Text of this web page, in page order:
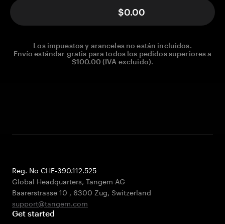
$0.00
Los impuestos y aranceles no están incluidos.
Envío estándar gratis para todos los pedidos superiores a
$100.00 (IVA excluido).
Reg. No CHE-390.112.525
Global Headquarters, Tangem AG
Baarerstrasse 10 , 6300 Zug, Switzerland
support@tangem.com
Get started